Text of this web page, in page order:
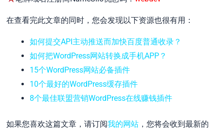
在查看完此文章的同时，您会发现以下资源也很有用：
如何提交API主动推送而加快百度普通收录？
如何把WordPress网站转换成手机APP？
15个WordPress网站必备插件
10个最好的WordPress缓存插件
8个最佳联盟营销WordPress在线赚钱插件
如果您喜欢这篇文章，请订阅我的网站 ，您将会收到最新的